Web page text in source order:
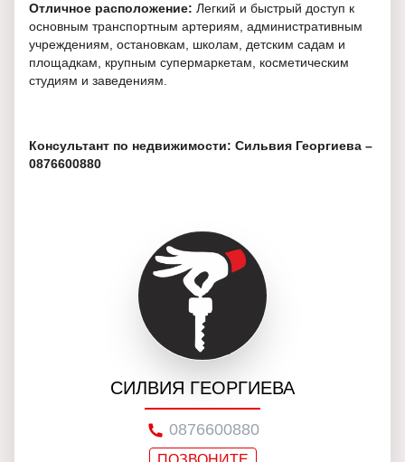
Отличное расположение: Легкий и быстрый доступ к
основным транспортным артериям, административным
учреждениям, остановкам, школам, детским садам и
площадкам, крупным супермаркетам, косметическим
студиям и заведениям.
Консультант по недвижимости: Сильвия Георгиева –
0876600880
СИЛВИЯ ГЕОРГИЕВА
0876600880